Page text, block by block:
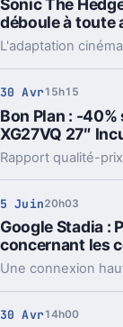
Sonic The
déboule à toute
30 Avr15h15
Bon Plan : -40%
XG27VQ 27″
5 Juin20h03
Google Stadia :
concernant les
30 Avr14h00